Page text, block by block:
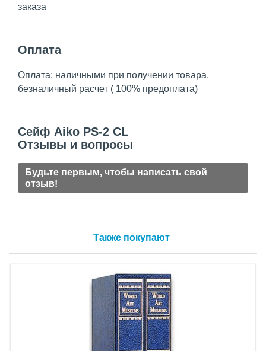
заказа
Оплата
Оплата: наличными при получении товара,
безналичный расчет ( 100% предоплата)
Сейф Aiko PS-2 CL
Отзывы и вопросы
Будьте первым, чтобы написать свой
отзыв!
Также покупают